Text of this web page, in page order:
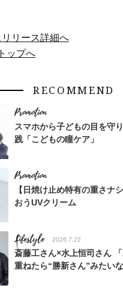
リース詳細へ
ップへ
RECOMMEND
スマホから子どもの目を守
践「こどもの瞳ケア」
【日焼け止め特有の重さナ
おうUVクリーム
Lifestyle 2026.7.22
斎藤工さん×水上恒司さん
重ねたら“勝新さん”みたい